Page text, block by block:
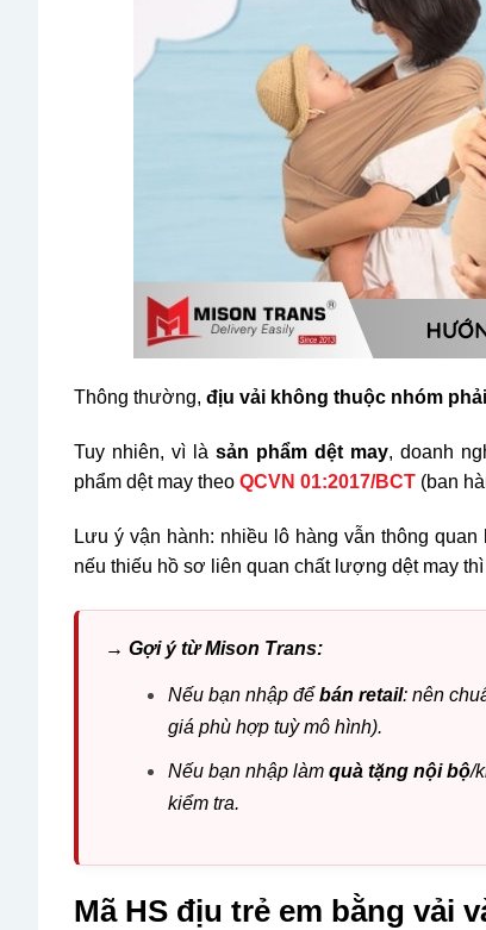
Thông thường, địu vải không thuộc nhóm
Tuy nhiên, vì là sản phẩm dệt may, doanh
phẩm dệt may theo QCVN 01:2017/BCT (ban
Lưu ý vận hành: nhiều lô hàng vẫn thông
nếu thiếu hồ sơ liên quan chất lượng dệt may thì
→ Gợi ý từ Mison Trans:
Nếu bạn nhập đểbán retail: nên
giá phù hợp tuỳ mô hình).
Nếu bạn nhập làm quà tặng nội bộ/
kiểm tra.
Mã HS địu trẻ em bằng vải